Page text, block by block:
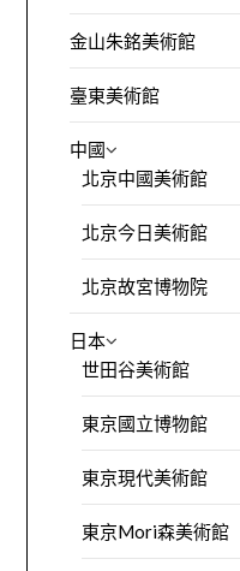
金山朱銘美術館
臺東美術館
中國
北京中國美術館
北京今日美術館
北京故宮博物院
日本
世田谷美術館
東京國立博物館
東京現代美術館
東京Mori森美術館